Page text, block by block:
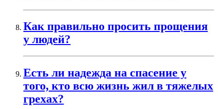
Как правильно просить прощения
у людей?
Есть ли надежда на спасение у
того, кто всю жизнь жил в тяжелых
грехах?